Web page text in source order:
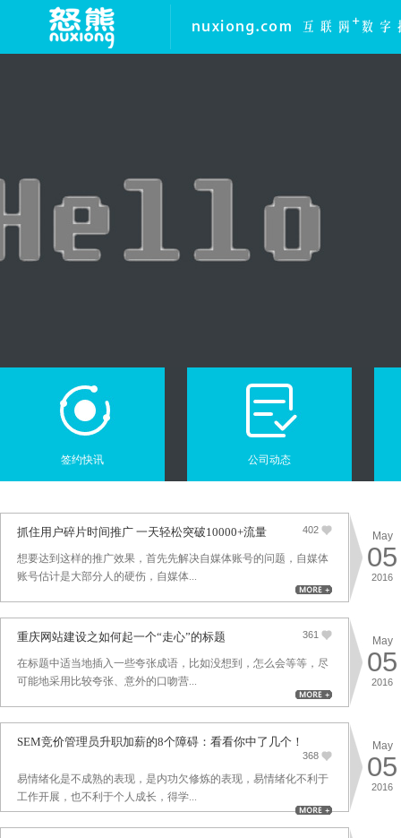
签约快讯 公司动态
抓住用户碎片时间推广 一天轻松突破10000+流量 402
想要达到这样的推广效果，首先先解决自媒体账号的问题，自媒体
账号估计是大部分人的硬伤，自媒体...
May
05
2016
重庆网站建设之如何起一个“走心”的标题 361
在标题中适当地插入一些夸张成语，比如没想到，怎么会等等，尽
可能地采用比较夸张、意外的口吻营...
May
05
2016
SEM竞价管理员升职加薪的8个障碍：看看你中了几个！
368
易情绪化是不成熟的表现，是内功欠修炼的表现，易情绪化不利于
工作开展，也不利于个人成长，得学...
May
05
2016